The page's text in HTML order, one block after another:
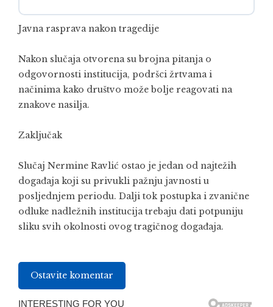
Javna rasprava nakon tragedije
Nakon slučaja otvorena su brojna pitanja o
odgovornosti institucija, podršci žrtvama i
načinima kako društvo može bolje reagovati na
znakove nasilja.
Zaključak
Slučaj Nermine Ravlić ostao je jedan od najtežih
događaja koji su privukli pažnju javnosti u
posljednjem periodu. Dalji tok postupka i zvanične
odluke nadležnih institucija trebaju dati potpuniju
sliku svih okolnosti ovog tragičnog događaja.
Ostavite komentar